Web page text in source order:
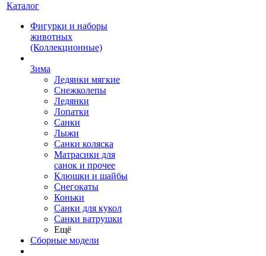
Каталог
Фигурки и наборы
животных
(Коллекционные)
Зима
Ледянки мягкие
Снежколепы
Ледянки
Лопатки
Санки
Лыжи
Санки коляска
Матрасики для
санок и прочее
Клюшки и шайбы
Снегокаты
Коньки
Санки для кукол
Санки ватрушки
Ещё
Сборные модели